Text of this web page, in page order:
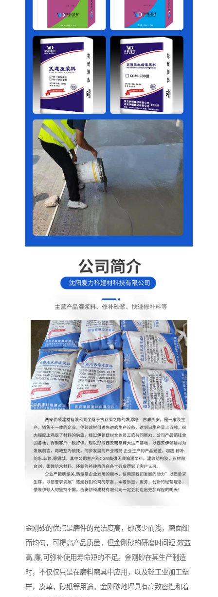
金刚砂的优点是磨件的光洁度高，砂痕少而浅，磨面细
而均匀，可提高产品质量。但金刚砂的研磨时间短,效益
高,廉,可弥补使用寿命短的不足。金刚砂在其生产制造
时，不仅仅只是在磨料磨具中应用，以及轻工业加工塑
样，皮革，砂纸等用途。金刚砂地坪具有高致密性和着